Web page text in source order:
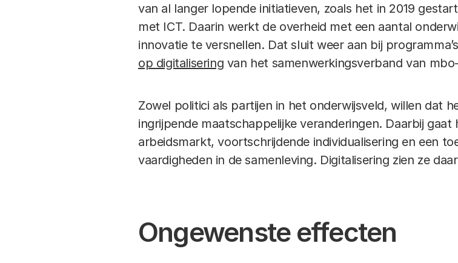
van al langer lopende initiatieven, zoals het in 2019
met ICT. Daarin werkt de overheid met een aantal
innovatie te versnellen. Dat sluit weer aan bij
op digitalisering van het samenwerkingsverband van
Zowel politici als partijen in het onderwijsveld, willen dat
ingrijpende maatschappelijke veranderingen. Daarbij
arbeidsmarkt, voortschrijdende individualisering en een
vaardigheden in de samenleving. Digitalisering zien ze
Ongewenste effecten